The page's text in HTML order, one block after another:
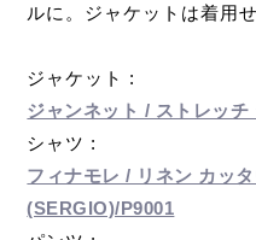
ルに。ジャケットは着用
ジャケット :
ジャンネット / ストレッ
シャツ :
フィナモレ / リネン カッ
(SERGIO)/P9001